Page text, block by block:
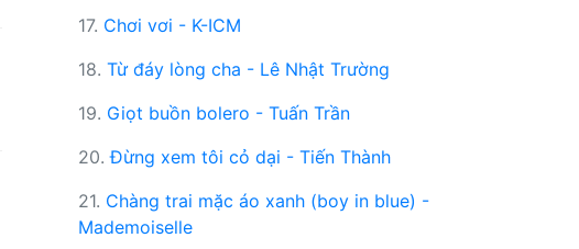
17. Chơi vơi - K-ICM
18. Từ đáy lòng cha - Lê Nhật Trường
19. Giọt buồn bolero - Tuấn Trần
20.Đừng xem tôi cỏ dại - Tiến Thành
21. Chàng trai mặc áo xanh (boy in blue) -
Mademoiselle